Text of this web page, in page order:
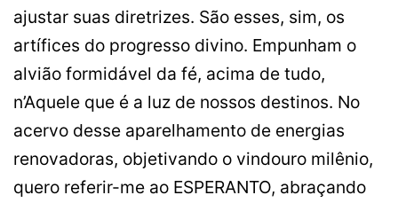
ajustar suas diretrizes. São esses, sim, os
artífices do progresso divino. Empunham o
alvião formidável da fé, acima de tudo,
n’Aquele que é a luz de nossos destinos. No
acervo desse aparelhamento de energias
renovadoras, objetivando o vindouro milênio,
quero referir-me ao ESPERANTO, abraçando